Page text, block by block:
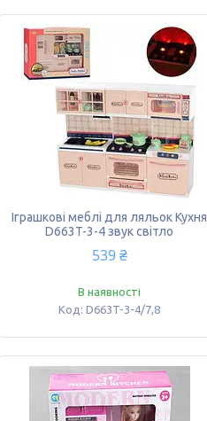
Іграшкові меблі для ляльок Кухня
D663T-3-4 звук світло
539 ₴
В наявності
D663T-3-4/7,8